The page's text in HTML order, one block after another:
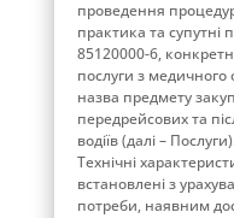
проведення
практика та супутні
85120000-6,
послуги з медичного
назва предмету
передрейсових та
водіїв (далі –
Технічні
встановлені з
потреби, наявним